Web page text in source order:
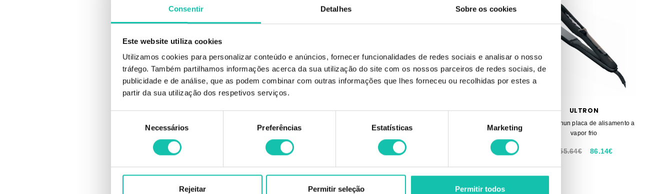
Consentir Detalhes Sobre os cookies
Este website utiliza cookies
Utilizamos cookies para personalizar conteúdo e anúncios, fornecer funcionalidades de redes sociais e analisar o nosso
tráfego. Também partilhamos informações acerca da sua utilização do site com os nossos parceiros de redes sociais, de
publicidade e de análise, que as podem combinar com outras informações que lhes forneceu ou recolhidas por estes a
partir da sua utilização dos respetivos serviços.
consentimento
Necessários Preferências Estatísticas Marketing
Rejeitar Permitir seleção Permitir todos
ULTRON
Ultron Irai placa alisamento Mach 4
ULTRON
Ultron placa alisamento Mach 4 XL
ULTRON
Ultron Wave Styler placa de
modelação de cabelo
ULTRON
Ultron Oshun placa de alisamento a
vapor frio
155.64€ 86.14€